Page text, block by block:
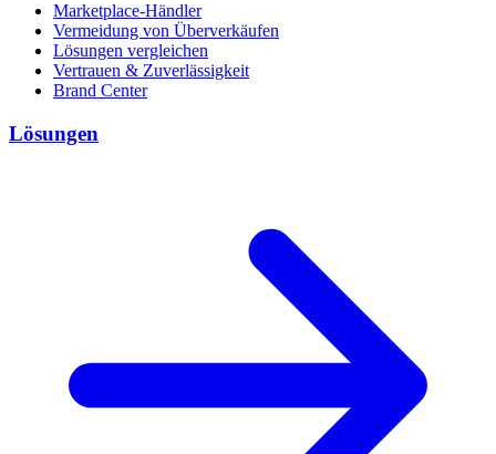
Marketplace-Händler
Vermeidung von Überverkäufen
Lösungen vergleichen
Vertrauen & Zuverlässigkeit
Brand Center
Lösungen